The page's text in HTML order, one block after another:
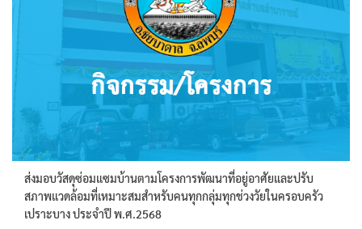
ส่งมอบวัสดุซ่อมแซมบ้านตามโครงการพัฒนาที่อยู่อาศัยและปรับ
สภาพแวดล้อมที่เหมาะสมสำหรับคนทุกกลุ่มทุกช่วงวัยในครอบครัว
เปราะบาง ประจำปี พ.ศ.2568